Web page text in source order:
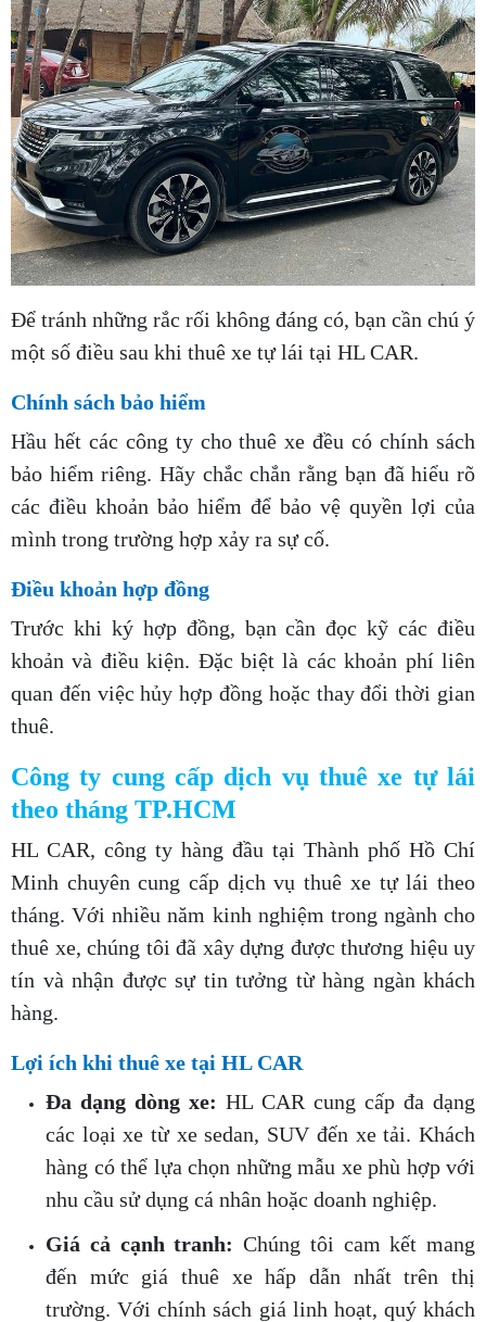
Để tránh những rắc rối không đáng có, bạn cần chú ý
một số điều sau khi thuê xe tự lái tại HL CAR.
Chính sách bảo hiểm
Hầu hết các công ty cho thuê xe đều có chính sách
bảo hiểm riêng. Hãy chắc chắn rằng bạn đã hiểu rõ
các điều khoản bảo hiểm để bảo vệ quyền lợi của
mình trong trường hợp xảy ra sự cố.
Điều khoản hợp đồng
Trước khi ký hợp đồng, bạn cần đọc kỹ các điều
khoản và điều kiện. Đặc biệt là các khoản phí liên
quan đến việc hủy hợp đồng hoặc thay đổi thời gian
thuê.
Công ty cung cấp dịch vụ thuê xe tự lái
theo tháng TP.HCM
HL CAR, công ty hàng đầu tại Thành phố Hồ Chí
Minh chuyên cung cấp dịch vụ thuê xe tự lái theo
tháng. Với nhiều năm kinh nghiệm trong ngành cho
thuê xe, chúng tôi đã xây dựng được thương hiệu uy
tín và nhận được sự tin tưởng từ hàng ngàn khách
hàng.
Lợi ích khi thuê xe tại HL CAR
Đa dạng dòng xe: HL CAR cung cấp đa dạng
các loại xe từ xe sedan, SUV đến xe tải. Khách
hàng có thể lựa chọn những mẫu xe phù hợp với
nhu cầu sử dụng cá nhân hoặc doanh nghiệp.
Giá cả cạnh tranh: Chúng tôi cam kết mang
đến mức giá thuê xe hấp dẫn nhất trên thị
trường. Với chính sách giá linh hoạt, quý khách